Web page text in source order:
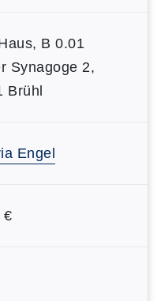
B 0.01
Synagoge 2,
Brühl
Engel
€